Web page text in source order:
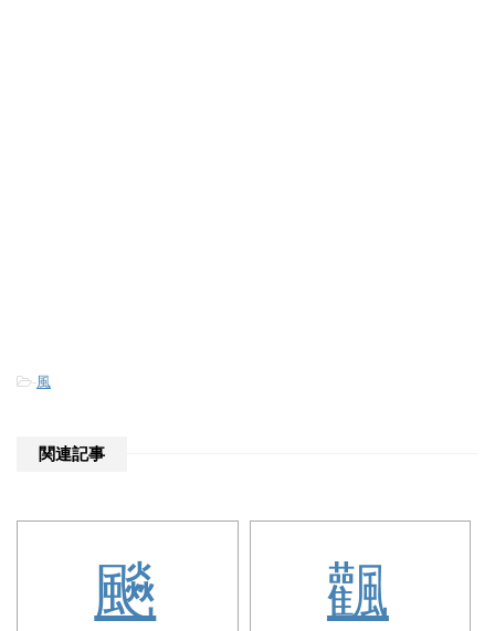
-風
関連記事
飈 飌